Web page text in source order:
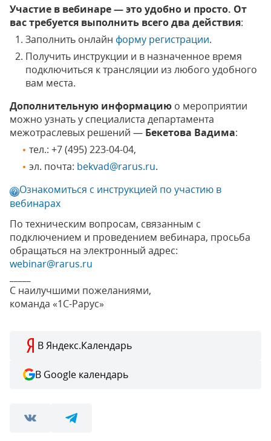
Участие в вебинаре — это удобно и просто. От
вас требуется выполнить всего два действия:
Заполнить онлайн форму регистрации.
Получить инструкции и в назначенное время
подключиться к трансляции из любого удобного
вам места.
Дополнительную информацию о мероприятии
можно узнать у специалиста департамента
межотраслевых решений — Бекетова Вадима:
тел.: +7 (495) 223-04-04,
эл. почта: bekvad@rarus.ru.
Ознакомиться с инструкцией по участию в
вебинарах
По техническим вопросам, связанным с
подключением и проведением вебинара, просьба
обращаться на электронный адрес:
webinar@rarus.ru
С наилучшими пожеланиями,
команда «1С-Рарус»
В Яндекс.Календарь
В Google календарь